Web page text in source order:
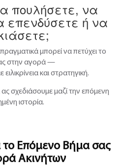
πουλήσετε, να
επενδύσετε ή να
μπορεί να πετύχει το
στην αγορά —
και στρατηγική.
ας σχεδιάσουμε μαζί την επόμενη
ιστορία.
το Επόμενο Βήμα σας
Ακινήτων